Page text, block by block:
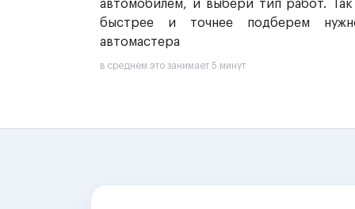
автомобилем, и выбери тип работ.
быстрее и точнее подберем
автомастера
в среднем это занимает 5 минут